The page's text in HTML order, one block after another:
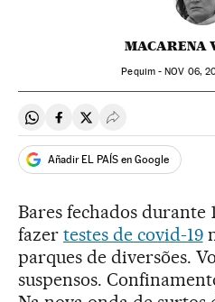
MACARENA
Pequim - NOV 06,
Compartir en Whatsapp
Compartir en Facebook
Compartir en Twitter
Desplegar
Añadir EL PAÍS en Google
Bares fechados durante
fazer testes de covid-19
parques de diversões.
suspensos.